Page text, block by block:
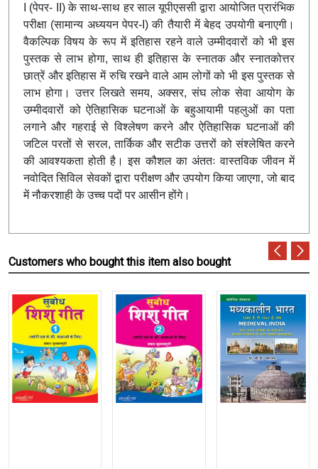
I (पेपर- II) के साथ-साथ हर साल यूपीएससी द्वारा आयोजित प्रारंभिक
परीक्षा (सामान्य अध्ययन पेपर-I) की तैयारी में बेहद उपयोगी बनाएगी।
वैकल्पिक विषय के रूप में इतिहास रहने वाले उम्मीदवारों को भी इस
पुस्तक से लाभ होगा, साथ ही इतिहास के स्नातक और स्नातकोत्तर
छात्रें और इतिहास में रुचि रखने वाले आम लोगों को भी इस पुस्तक से
लाभ होगा। उत्तर लिखते समय, अक्सर, संघ लोक सेवा आयोग के
उम्मीदवारों को ऐतिहासिक घटनाओं के बहुआयामी पहलुओं का पता
लगाने और गहराई से विश्लेषण करने और ऐतिहासिक घटनाओं की
जटिल परतों से सरल, तार्किक और सटीक उत्तरों को संश्लेषित करने
की आवश्यकता होती है। इस कौशल का अंततः वास्तविक जीवन में
नवोदित सिविल सेवकों द्वारा परीक्षण और उपयोग किया जाएगा, जो बाद
में नौकरशाही के उच्च पदों पर आसीन होंगे।
Customers who bought this item also bought